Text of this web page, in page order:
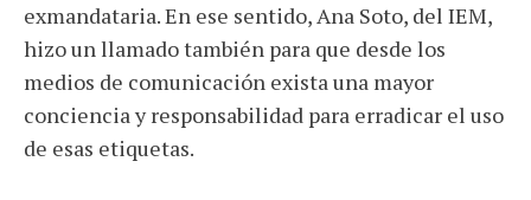
exmandataria. En ese sentido, Ana Soto, del IEM,
hizo un llamado también para que desde los
medios de comunicación exista una mayor
conciencia y responsabilidad para erradicar el uso
de esas etiquetas.